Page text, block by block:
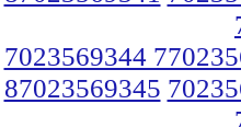
7023569344
87023569345